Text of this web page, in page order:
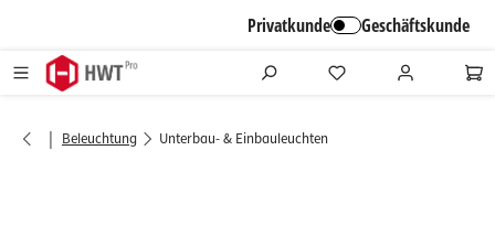
Privatkunde Geschäftskunde
| Beleuchtung Unterbau- & Einbauleuchten